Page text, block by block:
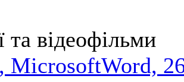
та відеофільми
MicrosoftWord,